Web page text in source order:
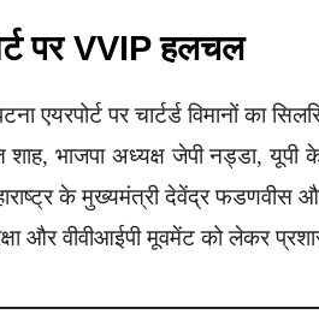
पर VVIP हलचल
एयरपोर्ट पर चार्टर्ड विमानों का
शाह, भाजपा अध्यक्ष जेपी नड्डा,
के मुख्यमंत्री देवेंद्र फडणवीस
और वीवीआईपी मूवमेंट को लेकर